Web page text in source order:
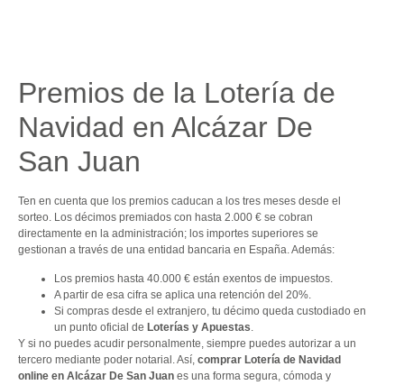
Premios de la Lotería de
Navidad en Alcázar De
San Juan
Ten en cuenta que los premios caducan a los tres meses desde el
sorteo. Los décimos premiados con hasta 2.000 € se cobran
directamente en la administración; los importes superiores se
gestionan a través de una entidad bancaria en España. Además:
Los premios hasta 40.000 € están exentos de impuestos.
A partir de esa cifra se aplica una retención del 20%.
Si compras desde el extranjero, tu décimo queda custodiado en
un punto oficial de Loterías y Apuestas.
Y si no puedes acudir personalmente, siempre puedes autorizar a un
tercero mediante poder notarial. Así, comprar Lotería de Navidad
online en Alcázar De San Juan es una forma segura, cómoda y